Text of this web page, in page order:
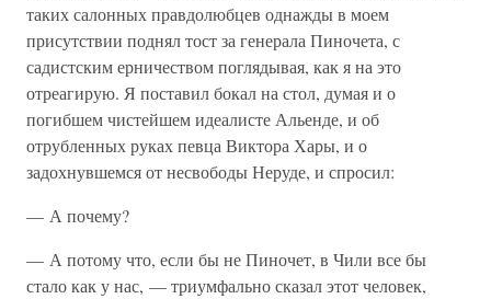
таких салонных правдолюбцев однажды в моем
присутствии поднял тост за генерала Пиночета, с
садистским ерничеством поглядывая, как я на это
отреагирую. Я поставил бокал на стол, думая и о
погибшем чистейшем идеалисте Альенде, и об
отрубленных руках певца Виктора Хары, и о
задохнувшемся от несвободы Неруде, и спросил:
— А почему?
— А потому что, если бы не Пиночет, в Чили все бы
стало как у нас, — триумфально сказал этот человек,